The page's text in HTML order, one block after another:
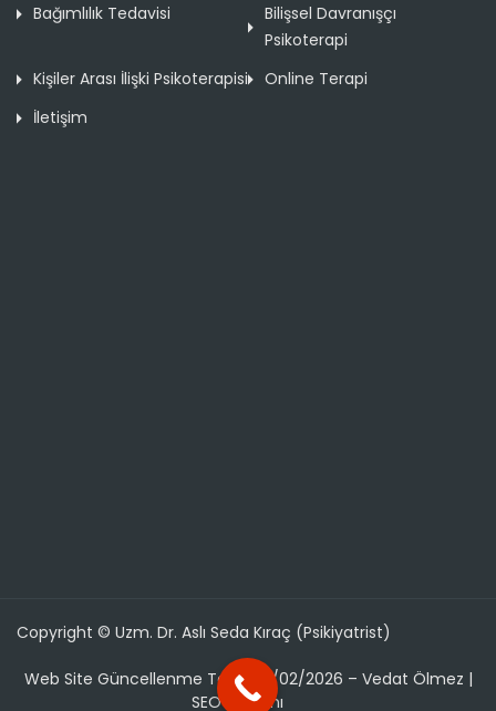
Bağımlılık Tedavisi
Bilişsel Davranışçı
Psikoterapi
Kişiler Arası İlişki Psikoterapisi
Online Terapi
İletişim
Copyright © Uzm. Dr. Aslı Seda Kıraç (Psikiyatrist)
Web Site Güncellenme Tarihi: 01/02/2026 – Vedat Ölmez |
SEO Uzmanı